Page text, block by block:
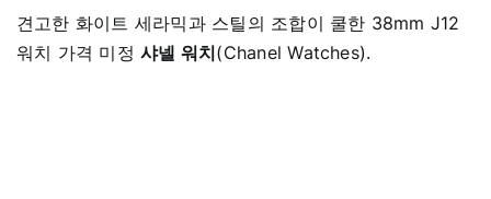
견고한 화이트 세라믹과 스틸의 조합이 쿨한 38mm J12
워치 가격 미정샤넬 워치(Chanel Watches).